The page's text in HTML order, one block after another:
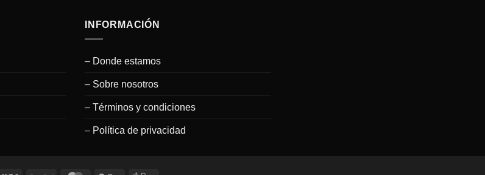
INFORMACIÓN
– Donde estamos
– Sobre nosotros
– Términos y condiciones
– Política de privacidad